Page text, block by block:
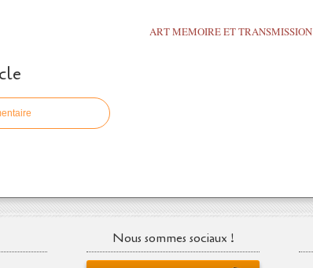
ART MEMOIRE ET TRANSMISSION
Nous sommes sociaux !